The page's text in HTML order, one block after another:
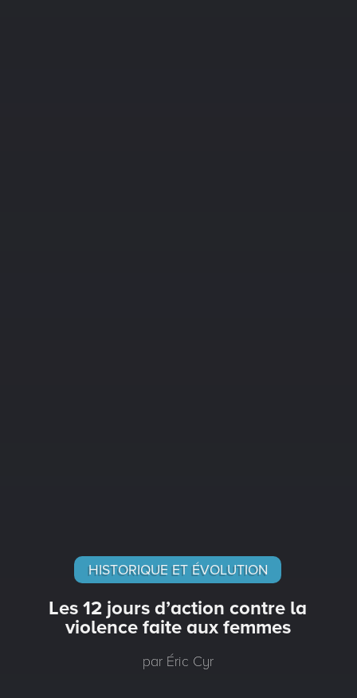
HISTORIQUE ET ÉVOLUTION
Les 12 jours d’action contre la
violence faite aux femmes
par Éric Cyr